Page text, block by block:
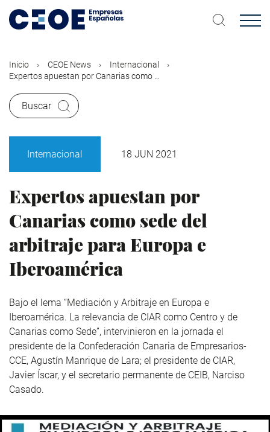
contenido
Inicio CEOE News
Internacional
Expertos apuestan por Canarias como ...
Buscar
Internacional 18 JUN 2021
Expertos apuestan por
Canarias como sede del
arbitraje para Europa e
Iberoamérica
Bajo el lema “Mediación y Arbitraje en Europa e
Iberoamérica. La relevancia de CIAR como Centro y de
Canarias como Sede”, intervinieron en la jornada el
presidente de la Confederación Canaria de Empresarios-
CCE, Agustín Manrique de Lara; el presidente de CIAR,
Javier Íscar, y el secretario permanente de CEIB, Narciso
Casado.